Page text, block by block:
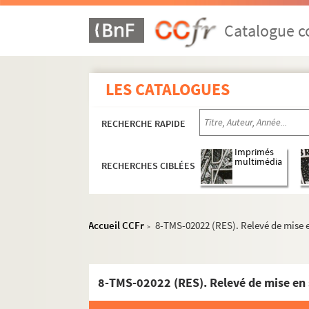
Catalogue
LES CATALOGUES
RECHERCHE RAPIDE
RECHERCHES CIBLÉES
Imprimés
multimédia
Accueil CCFr > 8-TMS-02022 (RES). Relevé de mise
8-TMS-02022 (RES). Relevé de mise en
Auguste Villeroy. Le retour à la terre : pièce
Maurice Donnay. Le retour de Jérusalem :
Pierre-Maurice Richard. Retour : pièce en 4
Franz Adam Beyerlein. La retraite : pièce en
Paul ferrier. La revanche d'Iris : comédie en 1
Paul Hervieu. Le réveil : pièce en 3 actes.
Yves Mirande. Un réveillon : pièce en 1 acte.
Henrik Ibsen. Les revenants : drame en 3
William Shakespeare. Richard III. 1964
Jules Dornay, Maurice Coste. Richelieu à